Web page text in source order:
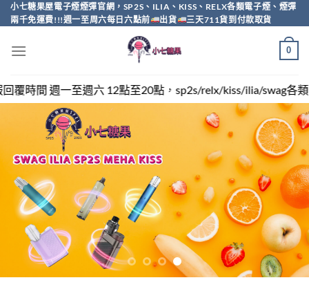
Skip
to
小七糖果屋電子煙煙彈官網，SP2S、ILIA、KISS、RELX各類電子煙、煙彈
兩千免運費!!!週一至周六每日六點前
出貨 三天711貨到付款取貨
0
至20點，sp2s/relx/kiss/ilia/swag各類電子煙煙彈買越多越便